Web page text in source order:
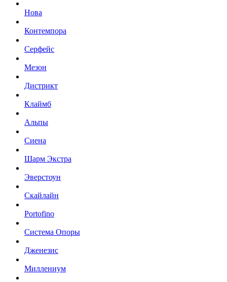
Нова
Контемпора
Серфейс
Мезон
Дистрикт
Клаймб
Альпы
Сиена
Шарм Экстра
Эверстоун
Скайлайн
Portofino
Система Опоры
Дженезис
Миллениум